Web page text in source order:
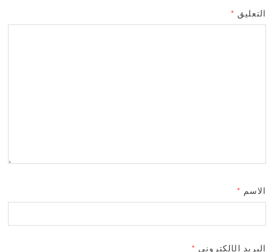
التعليق *
الاسم *
البريد الإلكتروني *